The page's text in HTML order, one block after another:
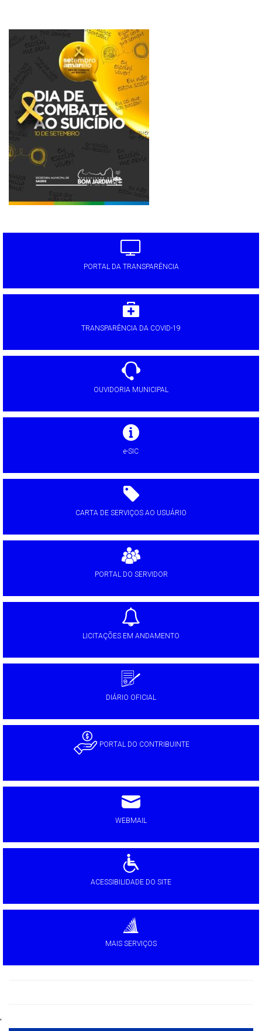
PORTAL DA TRANSPARÊNCIA
TRANSPARÊNCIA DA COVID-19
OUVIDORIA MUNICIPAL
e-SIC
CARTA DE SERVIÇOS AO USUÁRIO
PORTAL DO SERVIDOR
LICITAÇÕES EM ANDAMENTO
DIÁRIO OFICIAL
PORTAL DO CONTRIBUINTE
WEBMAIL
ACESSIBILIDADE DO SITE
MAIS SERVIÇOS
'